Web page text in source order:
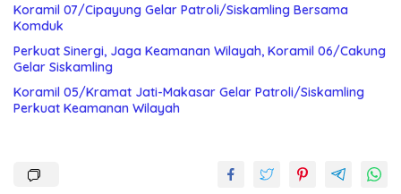
Koramil 07/Cipayung Gelar Patroli/Siskamling Bersama
Komduk
Perkuat Sinergi, Jaga Keamanan Wilayah, Koramil 06/Cakung
Gelar Siskamling
Koramil 05/Kramat Jati-Makasar Gelar Patroli/Siskamling
Perkuat Keamanan Wilayah